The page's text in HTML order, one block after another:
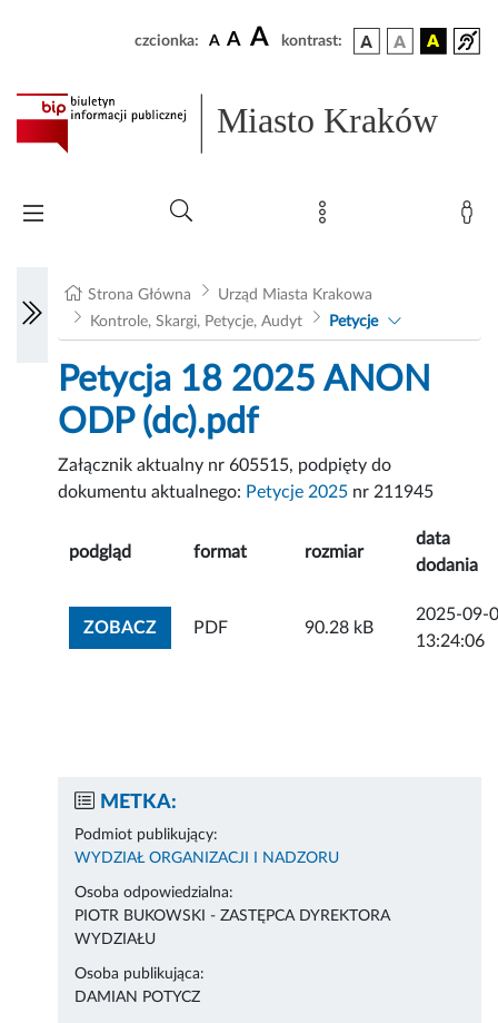
czcionka: A A A kontrast:
Miasto Kraków
Strona Główna
Urząd Miasta Krakowa
Kontrole, Skargi, Petycje, Audyt
Petycje
Petycja 18 2025 ANON
ODP (dc).pdf
Załącznik aktualny nr 605515, podpięty do
dokumentu aktualnego: Petycje 2025 nr 211945
podgląd format rozmiar
data
dodania
ZOBACZZOBACZ ZAŁĄCZNIK
PDF 90.28 kB
2025-09-
13:24:06
METKA:
Podmiot publikujący:
WYDZIAŁ ORGANIZACJI I NADZORU
Osoba odpowiedzialna:
PIOTR BUKOWSKI - ZASTĘPCA DYREKTORA
WYDZIAŁU
Osoba publikująca:
DAMIAN POTYCZ